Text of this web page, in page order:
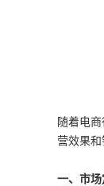
随着电
营效果和
一、市